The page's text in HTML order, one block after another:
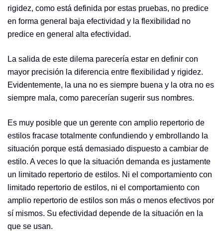
rigidez, como está definida por estas pruebas, no predice
en forma general baja efectividad y la flexibilidad no
predice en general alta efectividad.
La salida de este dilema parecería estar en definir con
mayor precisión la diferencia entre flexibilidad y rigidez.
Evidentemente, la una no es siempre buena y la otra no es
siempre mala, como parecerían sugerir sus nombres.
Es muy posible que un gerente con amplio repertorio de
estilos fracase totalmente confundiendo y embrollando la
situación porque está demasiado dispuesto a cambiar de
estilo. A veces lo que la situación demanda es justamente
un limitado repertorio de estilos. Ni el comportamiento con
limitado repertorio de estilos, ni el comportamiento con
amplio repertorio de estilos son más o menos efectivos por
sí mismos. Su efectividad depende de la situación en la
que se usan.